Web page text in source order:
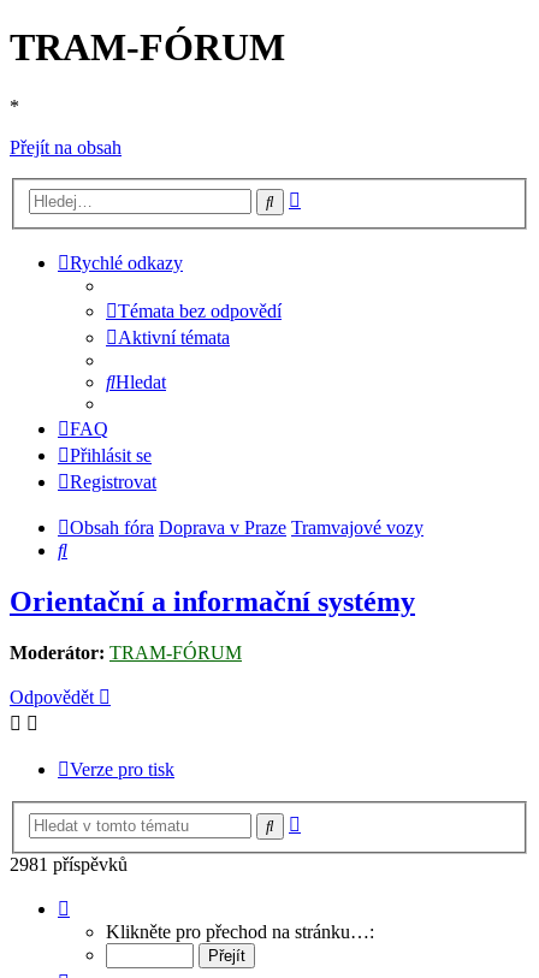
TRAM-FÓRUM
*
Přejít na obsah
Hledat
Rychlé odkazy
Témata bez odpovědí
Aktivní témata
Hledat
FAQ
Přihlásit se
Registrovat
Obsah fóra Doprava v Praze Tramvajové vozy
Hledat
Orientační a informační systémy
Moderátor: TRAM-FÓRUM
Odpovědět
Verze pro tisk
Hledat
2981 příspěvků
198
Klikněte pro přechod na stránku…: